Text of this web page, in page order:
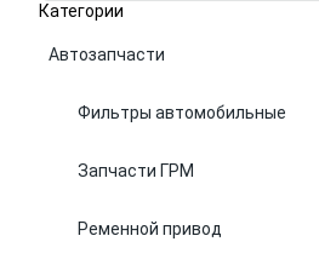
Категории
Автозапчасти
Фильтры автомобильные
Запчасти ГРМ
Ременной привод